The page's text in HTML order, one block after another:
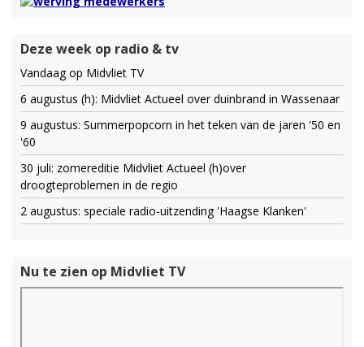
Deze week op radio & tv
Vandaag op Midvliet TV
6 augustus (h): Midvliet Actueel over duinbrand in Wassenaar
9 augustus: Summerpopcorn in het teken van de jaren '50 en
'60
30 juli: zomereditie Midvliet Actueel (h)over
droogteproblemen in de regio
2 augustus: speciale radio-uitzending 'Haagse Klanken'
Nu te zien op Midvliet TV